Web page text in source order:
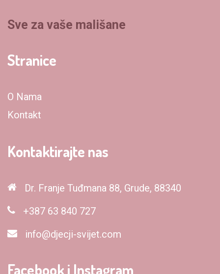
Sve za vaše mališane
Stranice
O Nama
Kontakt
Kontaktirajte nas
Dr. Franje Tuđmana 88, Grude, 88340
+387 63 840 727
info@djecji-svijet.com
Facebook i Instagram